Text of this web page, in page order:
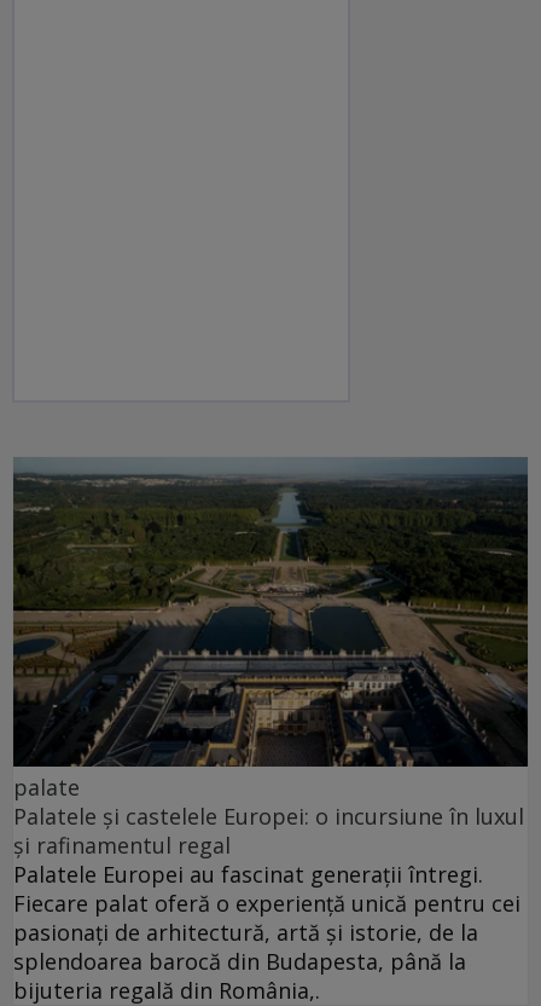
palate
Palatele și castelele Europei: o incursiune în luxul
și rafinamentul regal
Palatele Europei au fascinat generații întregi.
Fiecare palat oferă o experiență unică pentru cei
pasionați de arhitectură, artă și istorie, de la
splendoarea barocă din Budapesta, până la
bijuteria regală din România,.